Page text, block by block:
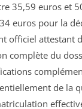
35,59 euros et
euros pour la
officiel attestant
complète du
de la